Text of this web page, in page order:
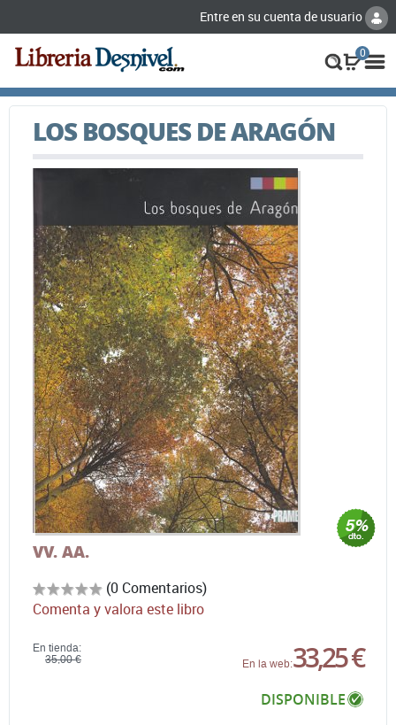
Entre en su cuenta de usuario
0
LOS BOSQUES DE ARAGÓN
VV. AA.
(0 Comentarios)
Comenta y valora este libro
En tienda:
35,00 €
En la web:33,25 €
DISPONIBLE